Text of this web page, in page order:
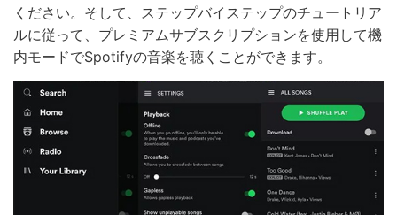
ください。そして、ステップバイステップのチュートリア
ルに従って、プレミアムサブスクリプションを使用して機
内モードでSpotifyの音楽を聴くことができます。